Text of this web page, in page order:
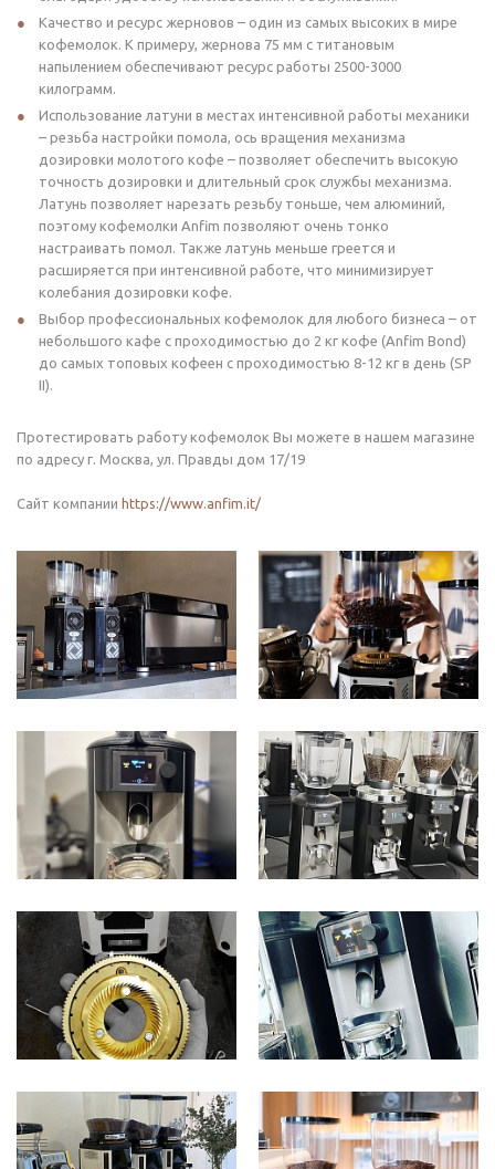
Качество и ресурс жерновов – один из самых высоких в мире
кофемолок. К примеру, жернова 75 мм с титановым
напылением обеспечивают ресурс работы 2500-3000
килограмм.
Использование латуни в местах интенсивной работы механики
– резьба настройки помола, ось вращения механизма
дозировки молотого кофе – позволяет обеспечить высокую
точность дозировки и длительный срок службы механизма.
Латунь позволяет нарезать резьбу тоньше, чем алюминий,
поэтому кофемолки Anfim позволяют очень тонко
настраивать помол. Также латунь меньше греется и
расширяется при интенсивной работе, что минимизирует
колебания дозировки кофе.
Выбор профессиональных кофемолок для любого бизнеса – от
небольшого кафе с проходимостью до 2 кг кофе (Anfim Bond)
до самых топовых кофеен с проходимостью 8-12 кг в день (SP
II).
Протестировать работу кофемолок Вы можете в нашем магазине
по адресу г. Москва, ул. Правды дом 17/19
Сайт компании https://www.anfim.it/